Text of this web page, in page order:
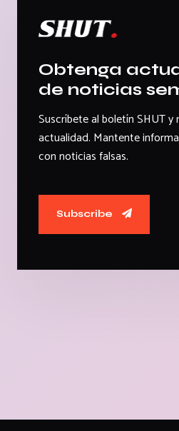
Obtenga
de noticias
Suscríbete al boletín SHUT
actualidad. Mantente
con noticias falsas.
Subscribe